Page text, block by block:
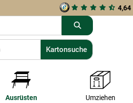
4,64
Kartonsuche
Kartonsuche
Ausrüsten Umziehen